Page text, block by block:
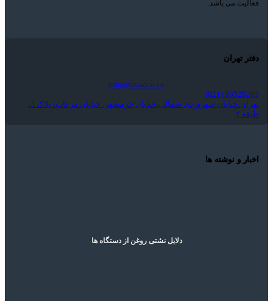
فعالیت می باشد.
دفتر تهران
info@amadco.co
88528263 (021)
تهران،خیابان سهروردی شمالی،خیابان خرمشهر، خیابان مرغاب، پلاک 3،
طبقه ۲
اخبار و نوشته ها
دلایل نشتی روغن از دستگاه ها